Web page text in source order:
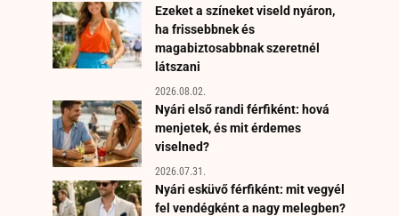
Ezeket a színeket viseld nyáron,
ha frissebbnek és
magabiztosabbnak szeretnél
látszani
2026.08.02.
Nyári első randi férfiként: hová
menjetek, és mit érdemes
viselned?
2026.07.31.
Nyári esküvő férfiként: mit vegyél
fel vendégként a nagy melegben?